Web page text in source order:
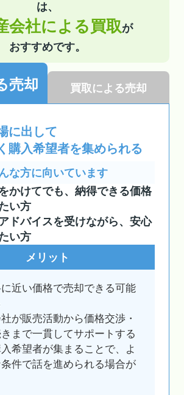
は、
会社による買取が
おすすめです。
売却 買取による売却
に出して
購入希望者を集められる
な方に向いています
かけてでも、納得できる価格
い方
ドバイスを受けながら、安心
い方
メリット
近い価格で売却できる可能
が販売活動から価格交渉・
まで一貫してサポートする
希望者が集まることで、よ
件で話を進められる場合が